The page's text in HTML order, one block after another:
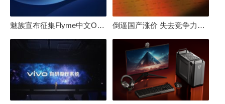
魅族宣布征集Flyme中文OS名：要像鸿蒙、澎湃一样响亮 倒逼国产涨价 失去竞争力！三星要减产50%：SSD必须涨价